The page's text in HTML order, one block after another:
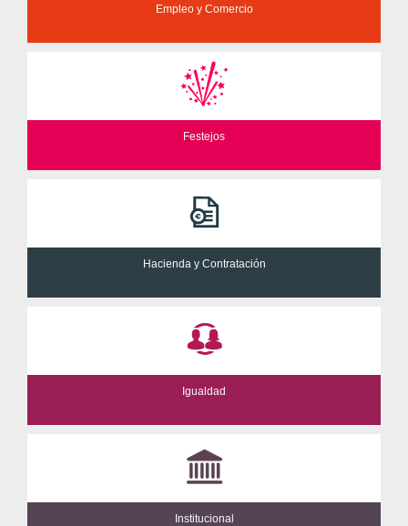
Empleo y Comercio
Festejos
Hacienda y Contratación
Igualdad
Institucional